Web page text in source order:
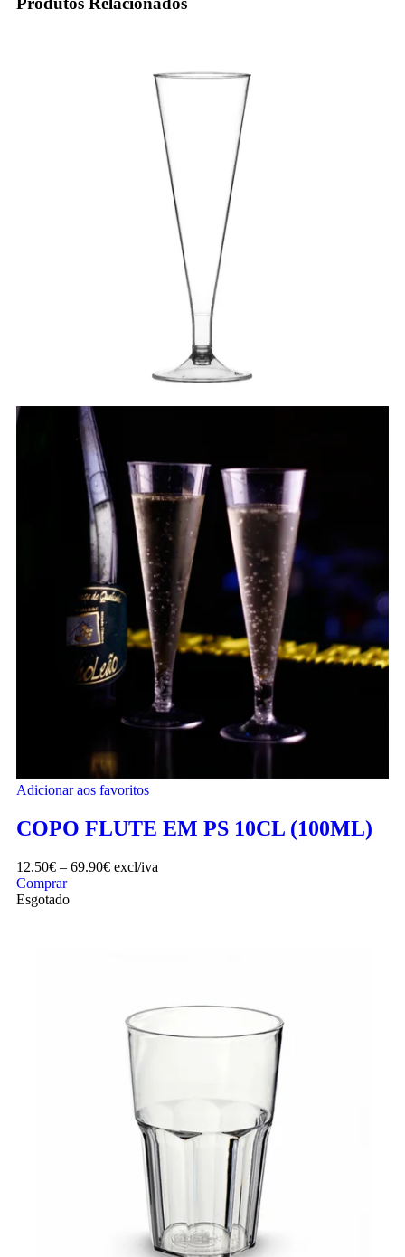
Adicionar aos favoritos
COPO FLUTE EM PS 10CL (100ML)
12.50€ – 69.90€ excl/iva
Comprar
Esgotado